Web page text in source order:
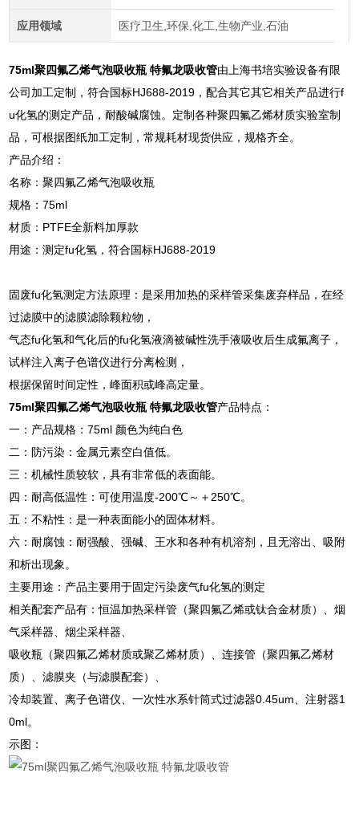
应用领域 医疗卫生,环保,化工,生物产业,石油
75ml聚四氟乙烯气泡吸收瓶 特氟龙吸收管由上海书培实验设备有限
公司加工定制，符合国标HJ688-2019，配合其它其它相关产品进行f
u化氢的测定产品，耐酸碱腐蚀。定制各种聚四氟乙烯材质实验室制
品，可根据图纸加工定制，常规耗材现货供应，规格齐全。
产品介绍：
名称：聚四氟乙烯气泡吸收瓶
规格：75ml
材质：PTFE全新料加厚款
用途：测定fu化氢，符合国标HJ688-2019
固废fu化氢测定方法原理：是采用加热的采样管采集废弃样品，在经
过滤膜中的滤膜滤除颗粒物，
气态fu化氢和气化后的fu化氢液滴被碱性洗手液吸收后生成氟离子，
试样注入离子色谱仪进行分离检测，
根据保留时间定性，峰面积或峰高定量。
75ml聚四氟乙烯气泡吸收瓶 特氟龙吸收管产品特点：
一：产品规格：75ml 颜色为纯白色
二：防污染：金属元素空白值低。
三：机械性质较软，具有非常低的表面能。
四：耐高低温性：可使用温度-200℃～＋250℃。
五：不粘性：是一种表面能小的固体材料。
六：耐腐蚀：耐强酸、强碱、王水和各种有机溶剂，且无溶出、吸附
和析出现象。
主要用途：产品主要用于固定污染废气fu化氢的测定
相关配套产品有：恒温加热采样管（聚四氟乙烯或钛合金材质）、烟
气采样器、烟尘采样器、
吸收瓶（聚四氟乙烯材质或聚乙烯材质）、连接管（聚四氟乙烯材
质）、滤膜夹（与滤膜配套）、
冷却装置、离子色谱仪、一次性水系针筒式过滤器0.45um、注射器1
0ml。
示图：